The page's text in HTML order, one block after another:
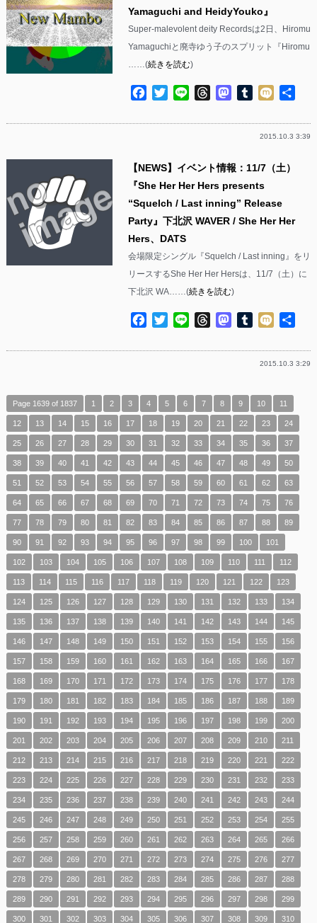
Yamaguchi and HeidyYouko』
Super-malevolent deity Recordsは2日、Hiromu
Yamaguchiと廃寺ゆう子のスプリット『Hiromu
……(続きを読む)
Facebook
TwitterLine ThreadsMastodon
Tumblr
Mixi
2015.10.3 3:39
【NEWS】イベント情報：11/7（土）
『She Her Her Hers presents
“Squelch / Last inning” Release
Party』下北沢 WAVER / She Her Her
Hers、DATS
会場限定シングル『Squelch / Last inning』をリ
リースするShe Her Her Hersは、11/7（土）に
下北沢 WA……(続きを読む)
Facebook
TwitterLine ThreadsMastodon
Tumblr
Mixi
2015.10.3 3:29
Page 1639 of 1837 1 2 3 4 5 6 7 8 9 10 11
12 13 14 15 16 17 18 19 20 21 22 23 24
25 26 27 28 29 30 31 32 33 34 35 36 37
38 39 40 41 42 43 44 45 46 47 48 49 50
51 52 53 54 55 56 57 58 59 60 61 62 63
64 65 66 67 68 69 70 71 72 73 74 75 76
77 78 79 80 81 82 83 84 85 86 87 88 89
90 91 92 93 94 95 96 97 98 99 100 101
102 103 104 105 106 107 108 109 110 111 112
113 114 115 116 117 118 119 120 121 122 123
124 125 126 127 128 129 130 131 132 133 134
135 136 137 138 139 140 141 142 143 144 145
146 147 148 149 150 151 152 153 154 155 156
157 158 159 160 161 162 163 164 165 166 167
168 169 170 171 172 173 174 175 176 177 178
179 180 181 182 183 184 185 186 187 188 189
190 191 192 193 194 195 196 197 198 199 200
201 202 203 204 205 206 207 208 209 210 211
212 213 214 215 216 217 218 219 220 221 222
223 224 225 226 227 228 229 230 231 232 233
234 235 236 237 238 239 240 241 242 243 244
245 246 247 248 249 250 251 252 253 254 255
256 257 258 259 260 261 262 263 264 265 266
267 268 269 270 271 272 273 274 275 276 277
278 279 280 281 282 283 284 285 286 287 288
289 290 291 292 293 294 295 296 297 298 299
300 301 302 303 304 305 306 307 308 309 310